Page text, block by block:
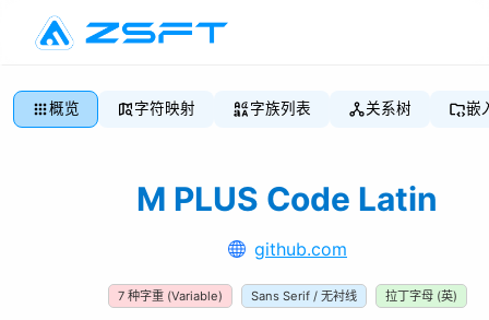
概览 字符映射 字族列表 关系树 嵌
M PLUS Code Latin
github.com
7 种字重 (Variable) Sans Serif / 无衬线 拉丁字母 (英)